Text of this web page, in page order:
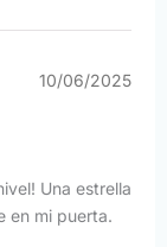
10/06/2025
Una estrella
en mi puerta.